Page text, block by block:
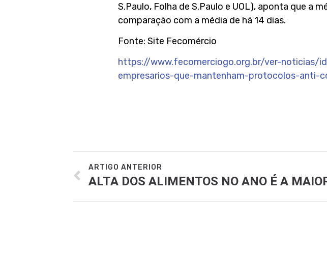
S.Paulo, Folha de S.Paulo e UOL), aponta que a
comparação com a média de há 14 dias.
Fonte: Site Fecomércio
https://www.fecomerciogo.org.br/ver-
empresarios-que-mantenham-protocolos-anti-
ARTIGO ANTERIOR